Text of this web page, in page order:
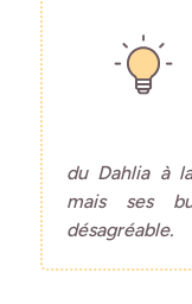
du Dahlia à
mais ses
désagréable.